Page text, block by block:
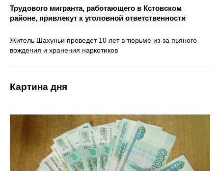
Трудового мигранта, работающего в Кстовском
районе, привлекут к уголовной ответственности
Житель Шахуньи проведет 10 лет в тюрьме из-за пьяного
вождения и хранения наркотиков
Картина дня